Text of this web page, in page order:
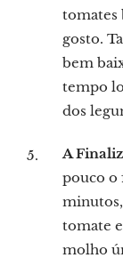
tomates
gosto.
bem
tempo
dos
A
pouco o
tomate
molho